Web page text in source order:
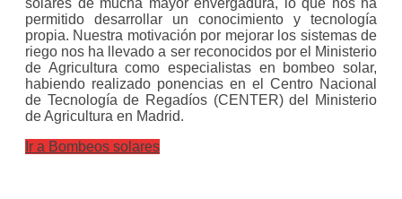
solares de mucha mayor envergadura, lo que nos ha
permitido desarrollar un conocimiento y tecnología
propia. Nuestra motivación por mejorar los sistemas de
riego nos ha llevado a ser reconocidos por el Ministerio
de Agricultura como especialistas en bombeo solar,
habiendo realizado ponencias en el Centro Nacional
de Tecnología de Regadíos (CENTER) del Ministerio
de Agricultura en Madrid.
Ir a Bombeos solares